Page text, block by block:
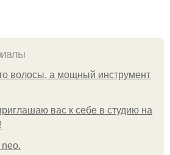
волосы, а мощный инструмент
вас к себе в студию на